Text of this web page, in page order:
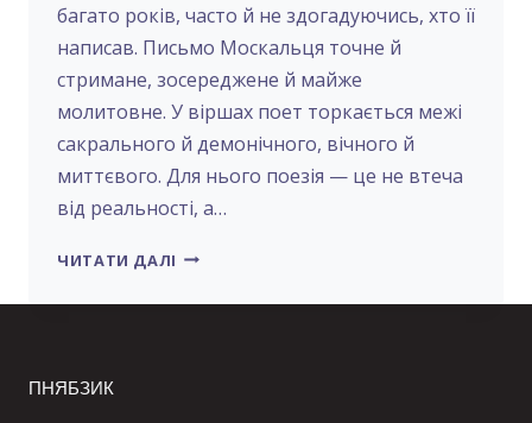
багато років, часто й не здогадуючись, хто її
написав. Письмо Москальця точне й
стримане, зосереджене й майже
молитовне. У віршах поет торкається межі
сакрального й демонічного, вічного й
миттєвого. Для нього поезія — це не втеча
від реальності, а…
ЧИТАТИ ДАЛІ КОСТЯНТИН
–
ПНЯБЗИК